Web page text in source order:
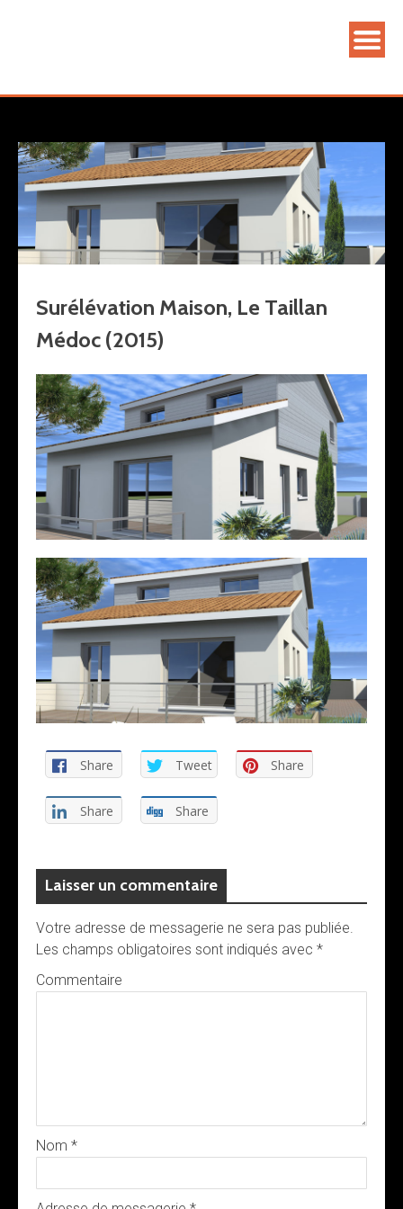
MARIE-PIERRE AMAR ARCHITECTE
Surélévation Maison, Le Taillan
Médoc (2015)
Share Tweet Share
Share Share
Laisser un commentaire
Votre adresse de messagerie ne sera pas publiée.
Les champs obligatoires sont indiqués avec *
Commentaire
Nom *